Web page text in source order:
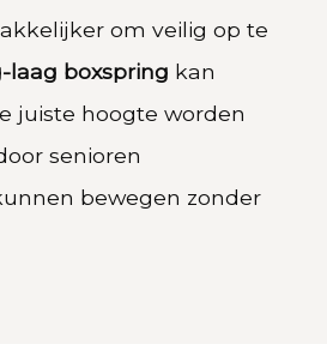
om veilig op te
laag boxspring kan
juiste hoogte worden
senioren
bewegen zonder